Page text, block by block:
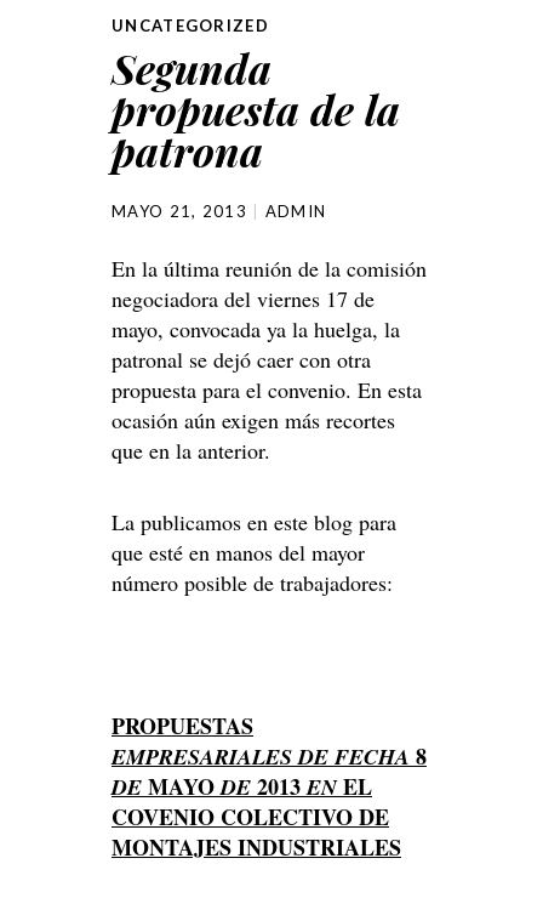
UNCATEGORIZED
Segunda
propuesta de la
patrona
MAYO 21, 2013 ADMIN
En la última reunión de la comisión
negociadora del viernes 17 de
mayo, convocada ya la huelga, la
patronal se dejó caer con otra
propuesta para el convenio. En esta
ocasión aún exigen más recortes
que en la anterior.
La publicamos en este blog para
que esté en manos del mayor
número posible de trabajadores:
PROPUESTAS
EMPRESARIALES DE FECHA 8
DE MAYODE 2013ENEL
COVENIO COLECTIVO DE
MONTAJES INDUSTRIALES